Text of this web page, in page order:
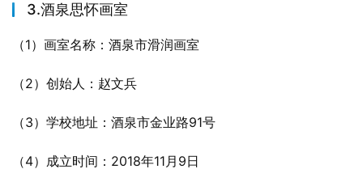
3.酒泉思怀画室
（1）画室名称：酒泉市滑润画室
（2）创始人：赵文兵
（3）学校地址：酒泉市金业路91号
（4）成立时间：2018年11月9日